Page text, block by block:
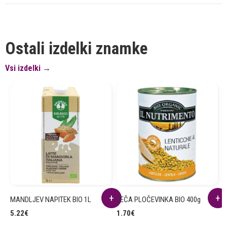
Ostali izdelki znamke
Vsi izdelki →
MANDLJEV NAPITEK BIO 1L
5.22€
LEČA PLOČEVINKA BIO 400g
1.70€